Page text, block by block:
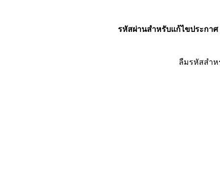
รหัสผ่านสำหรับแก้ไขประกาศ
ลืมรหัสสำ